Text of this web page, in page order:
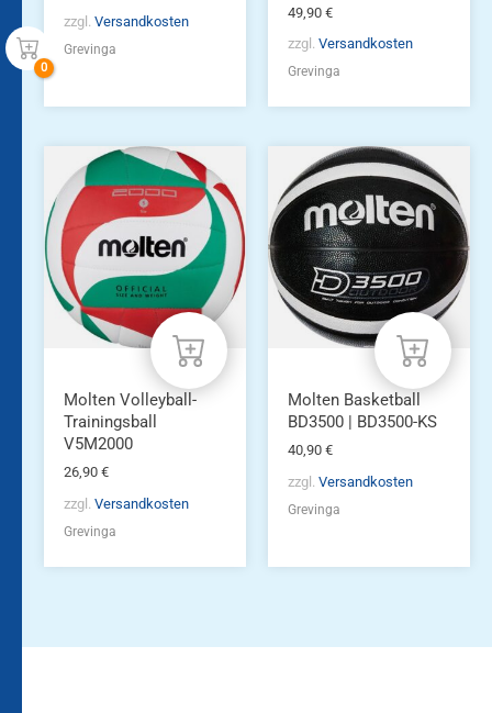
zzgl. Versandkosten
Grevinga
49,90 €
zzgl. Versandkosten
Grevinga
Molten Volleyball-
Trainingsball
V5M2000
26,90 €
zzgl. Versandkosten
Grevinga
Molten Basketball
BD3500 | BD3500-KS
40,90 €
zzgl. Versandkosten
Grevinga